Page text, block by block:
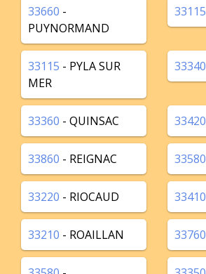
33660 -
PUYNORMAND
33115
33115 - PYLA SUR
MER
33340
33360 - QUINSAC 33420
33860 - REIGNAC 33580
33220 - RIOCAUD 33410
33210 - ROAILLAN 33760